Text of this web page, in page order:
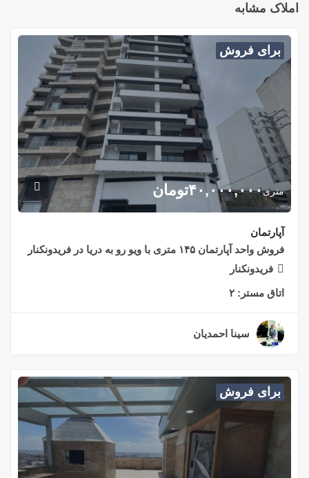
املاک مشابه
برای فروش
متری۴۰,۰۰۰,۰۰۰تومان
آپارتمان
فروش واحد آپارتمان ۱۴۵ متری با ویو رو به دریا در فریدونکنار
فریدونکنار
اتاق مستر: ۲
سینا احمدیان
برای فروش